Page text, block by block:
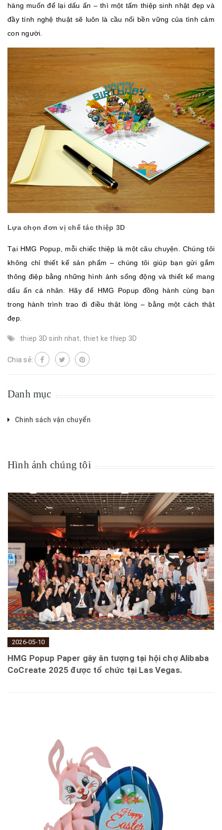
hàng muốn để lại dấu ấn – thì một tấm thiệp sinh nhật đẹp và
đầy tính nghệ thuật sẽ luôn là cầu nối bền vững của tình cảm
con người.
Lựa chọn đơn vị chế tác thiệp 3D
Tại HMG Popup, mỗi chiếc thiệp là một câu chuyện. Chúng tôi
không chỉ thiết kế sản phẩm – chúng tôi giúp bạn gửi gắm
thông điệp bằng những hình ảnh sống động và thiết kế mang
dấu ấn cá nhân. Hãy để HMG Popup đồng hành cùng bạn
trong hành trình trao đi điều thật lòng – bằng một cách thật
đẹp.
thiep 3D sinh nhat, thiet ke thiep 3D
Chia sẻ:
Danh mục
Chinh sách vận chuyển
Hình ảnh chúng tôi
2026-05-10
HMG Popup Paper gây ân tượng tại hội chợ Alibaba
CoCreate 2025 được tổ chức tại Las Vegas.